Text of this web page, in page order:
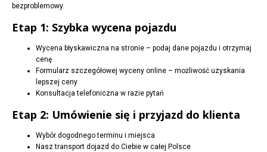
bezproblemowy.
Etap 1: Szybka wycena pojazdu
Wycena błyskawiczna na stronie – podaj dane pojazdu i otrzymaj
cenę
Formularz szczegółowej wyceny online – możliwość uzyskania
lepszej ceny
Konsultacja telefoniczna w razie pytań
Etap 2: Umówienie się i przyjazd do klienta
Wybór dogodnego terminu i miejsca
Nasz transport dojazd do Ciebie w całej Polsce